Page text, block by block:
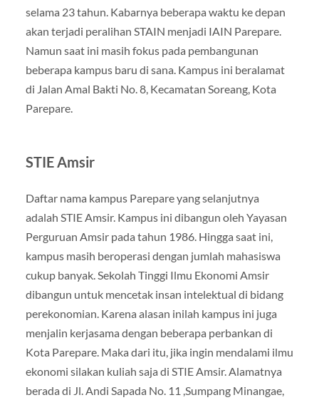
selama 23 tahun. Kabarnya beberapa waktu ke depan
akan terjadi peralihan STAIN menjadi IAIN Parepare.
Namun saat ini masih fokus pada pembangunan
beberapa kampus baru di sana. Kampus ini beralamat
di Jalan Amal Bakti No. 8, Kecamatan Soreang, Kota
Parepare.
STIE Amsir
Daftar nama kampus Parepare yang selanjutnya
adalah STIE Amsir. Kampus ini dibangun oleh Yayasan
Perguruan Amsir pada tahun 1986. Hingga saat ini,
kampus masih beroperasi dengan jumlah mahasiswa
cukup banyak. Sekolah Tinggi Ilmu Ekonomi Amsir
dibangun untuk mencetak insan intelektual di bidang
perekonomian. Karena alasan inilah kampus ini juga
menjalin kerjasama dengan beberapa perbankan di
Kota Parepare. Maka dari itu, jika ingin mendalami ilmu
ekonomi silakan kuliah saja di STIE Amsir. Alamatnya
berada di Jl. Andi Sapada No. 11 ,Sumpang Minangae,